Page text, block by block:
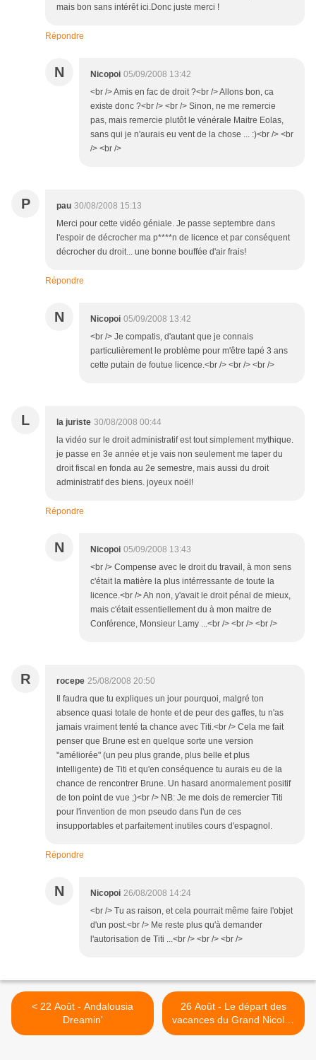
mais bon sans intérêt ici.Donc juste merci !
Répondre
N Nicopoi 05/09/2008 13:42
<br /> Amis en fac de droit ?<br /> Allons bon, ca
existe donc ?<br /> <br /> Sinon, ne me remercie
pas, mais remercie plutôt le vénérale Maitre Eolas,
sans qui je n'aurais eu vent de la chose ... :)<br /> <br
/> <br />
P pau 30/08/2008 15:13
Merci pour cette vidéo géniale. Je passe septembre dans
l'espoir de décrocher ma p****n de licence et par conséquent
décrocher du droit... une bonne bouffée d'air frais!
Répondre
N Nicopoi 05/09/2008 13:42
<br /> Je compatis, d'autant que je connais
particulièrement le problème pour m'être tapé 3 ans
cette putain de foutue licence.<br /> <br /> <br />
L la juriste 30/08/2008 00:44
la vidéo sur le droit administratif est tout simplement mythique.
je passe en 3e année et je vais non seulement me taper du
droit fiscal en fonda au 2e semestre, mais aussi du droit
administratif des biens. joyeux noël!
Répondre
N Nicopoi 05/09/2008 13:43
<br /> Compense avec le droit du travail, à mon sens
c'était la matière la plus intérressante de toute la
licence.<br /> Ah non, y'avait le droit pénal de mieux,
mais c'était essentiellement du à mon maitre de
Conférence, Monsieur Lamy ...<br /> <br /> <br />
R rocepe 25/08/2008 20:50
Il faudra que tu expliques un jour pourquoi, malgré ton
absence quasi totale de honte et de peur des gaffes, tu n'as
jamais vraiment tenté ta chance avec Titi.<br /> Cela me fait
penser que Brune est en quelque sorte une version
"améliorée" (un peu plus grande, plus belle et plus
intelligente) de Titi et qu'en conséquence tu aurais eu de la
chance de rencontrer Brune. Un hasard anormalement positif
de ton point de vue ;)<br /> NB: Je me dois de remercier Titi
pour l'invention de mon pseudo dans l'un de ces
insupportables et parfaitement inutiles cours d'espagnol.
Répondre
N Nicopoi 26/08/2008 14:24
<br /> Tu as raison, et cela pourrait même faire l'objet
d'un post.<br /> Me reste plus qu'à demander
l'autorisation de Titi ...<br /> <br /> <br />
< 22 Août - Andalousia
Dreamin'
26 Août - Le départ des
vacances du Grand Nicolas
>